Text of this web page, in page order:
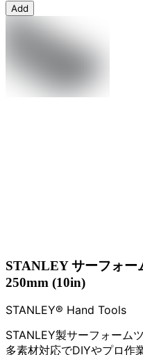
Add
STANLEY サーフォー
250mm (10in)
STANLEY® Hand Tools
STANLEY製サーフォーム
多素材対応でDIYやプロ作